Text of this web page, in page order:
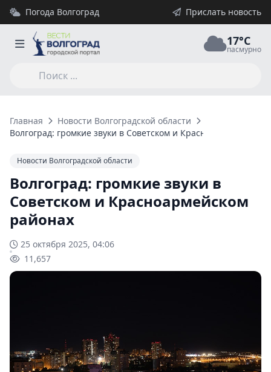
Погода Волгоград Прислать новость
17°C
пасмурно
Главная
Новости Волгоградской области
Волгоград: громкие звуки в Советском и Красноармейском
Новости Волгоградской области
Волгоград: громкие звуки в
Советском и Красноармейском
районах
25 октября 2025, 04:06
11,657